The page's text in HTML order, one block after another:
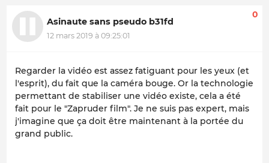
Asinaute sans pseudo b31fd
12 mars 2019 à 09:25:01
0
Regarder la vidéo est assez fatiguant pour les yeux (et
l'esprit), du fait que la caméra bouge. Or la technologie
permettant de stabiliser une vidéo existe, cela a été
fait pour le "Zapruder film". Je ne suis pas expert, mais
j'imagine que ça doit être maintenant à la portée du
grand public.